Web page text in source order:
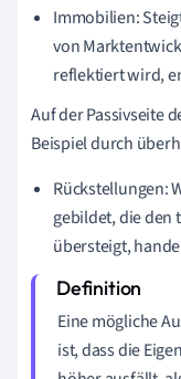
Immobilien:
von
reflektiert wird,
Auf der Passivseite
Beispiel durch
Rückstellungen:
gebildet, die den
übersteigt,
Eine mögliche
ist, dass die